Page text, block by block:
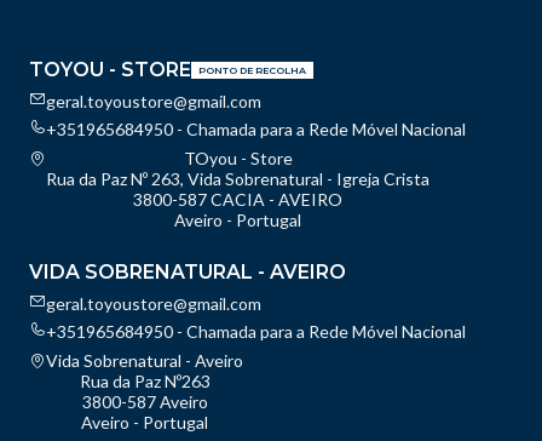
TOYOU - STORE PONTO DE RECOLHA
geral.toyoustore@gmail.com
+351965684950 - Chamada para a Rede Móvel Nacional
TOyou - Store
Rua da Paz Nº 263, Vida Sobrenatural - Igreja Crista
3800-587 CACIA - AVEIRO
Aveiro - Portugal
VIDA SOBRENATURAL - AVEIRO
geral.toyoustore@gmail.com
+351965684950 - Chamada para a Rede Móvel Nacional
Vida Sobrenatural - Aveiro
Rua da Paz Nº263
3800-587 Aveiro
Aveiro - Portugal